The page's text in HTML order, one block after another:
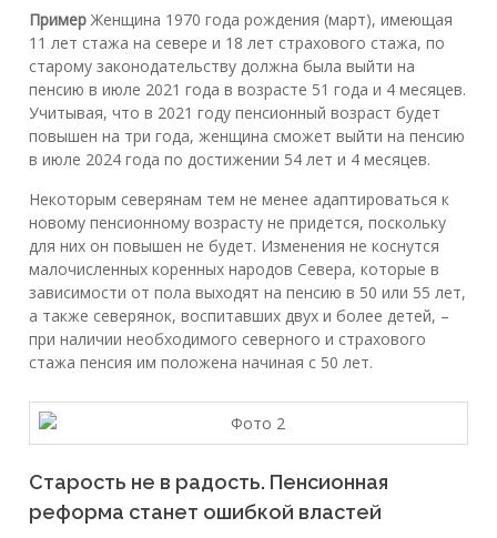
Пример Женщина 1970 года рождения (март), имеющая
11 лет стажа на севере и 18 лет страхового стажа, по
старому законодательству должна была выйти на
пенсию в июле 2021 года в возрасте 51 года и 4 месяцев.
Учитывая, что в 2021 году пенсионный возраст будет
повышен на три года, женщина сможет выйти на пенсию
в июле 2024 года по достижении 54 лет и 4 месяцев.
Некоторым северянам тем не менее адаптироваться к
новому пенсионному возрасту не придется, поскольку
для них он повышен не будет. Изменения не коснутся
малочисленных коренных народов Севера, которые в
зависимости от пола выходят на пенсию в 50 или 55 лет,
а также северянок, воспитавших двух и более детей, –
при наличии необходимого северного и страхового
стажа пенсия им положена начиная с 50 лет.
Старость не в радость. Пенсионная
реформа станет ошибкой властей